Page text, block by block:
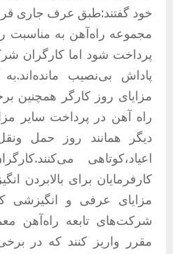
خود گفتند:طبق عرف جاری
مجموعه راه‌آهن به مناسبت
پرداخت شود اما کارگران
پاداش بی‌نصیب مانده‌اند.به
مزایای روز کارگر همچنین
راه آهن در پرداخت سایر
دیگر همانند روز حمل
اعیاد،کوتاهی
کارفرمایان برای بالابردن
مزایای عرفی و انگیزشی
شرکت‌های تابعه راه‌آهن
مقرر واریز کنند که در